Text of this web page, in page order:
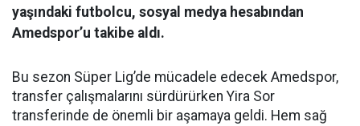
yaşındaki futbolcu, sosyal medya hesabından
Amedspor’u takibe aldı.
Bu sezon Süper Lig’de mücadele edecek Amedspor,
transfer çalışmalarını sürdürürken Yira Sor
transferinde de önemli bir aşamaya geldi. Hem sağ